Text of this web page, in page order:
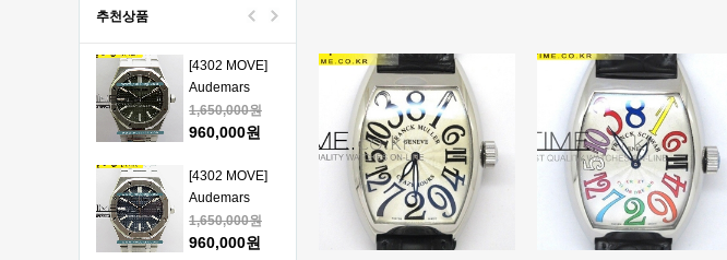
추천상품
얄오크 크르노
모델 베스트에
디션
Oak Chrono
V2 DDF 1:1
Best Edition -
오데마피게 로
얄오크 크르노
모델 베스트에
디션
1,330,000원
[4302 MOVE]
Audemars
Piguet Royal
Oak 15510
1:1 Best
Edition - 오데
마피게 로얄오
크 베스트 에디
1,650,000원
960,000원
[4302 MOVE]
Audemars
Piguet Royal
Oak 15510
1,650,000원
960,000원